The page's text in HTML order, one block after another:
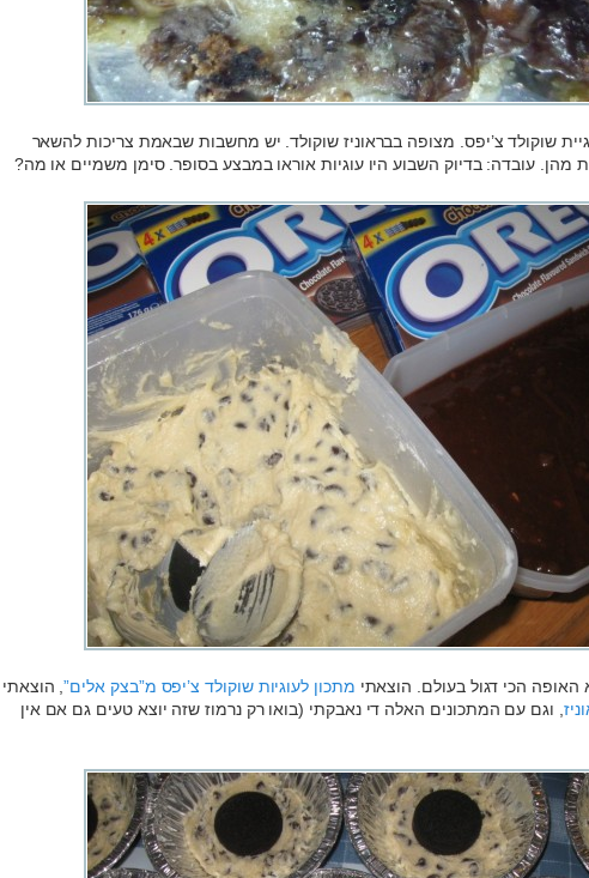
שוקולד צ’יפס. מצופה בבראוניז שוקולד. יש מחשבות שבאמת צריכות להשאר
מהן. עובדה: בדיוק השבוע היו עוגיות אוראו במבצע בסופר. סימן משמיים או מה?
הכי דגול בעולם. הוצאתי מתכון לעוגיות שוקולד צ’יפס מ”בצק אלים”, הוצאתי
, וגם עם המתכונים האלה די נאבקתי (בואו רק נרמוז שזה יוצא טעים גם אם אין